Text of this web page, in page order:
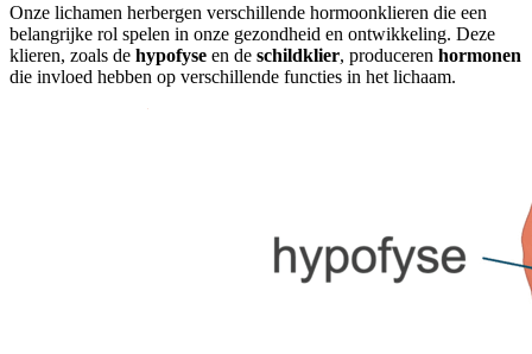
Onze lichamen herbergen verschillende hormoonklieren die een
belangrijke rol spelen in onze gezondheid en ontwikkeling. Deze
klieren, zoals de hypofyse en de schildklier, produceren hormonen
die invloed hebben op verschillende functies in het lichaam.